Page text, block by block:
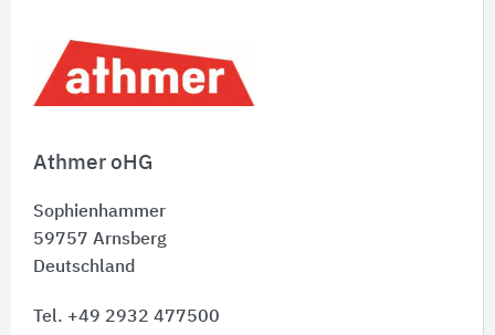
Athmer oHG
Sophienhammer
59757 Arnsberg
Deutschland
Tel. +49 2932 477500